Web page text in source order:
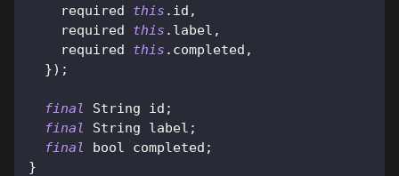
    required
this . id ,
    required
this . label ,
    required
this . completed ,
}) ;
final String id ;
final
String label ;
final
bool completed ;
}